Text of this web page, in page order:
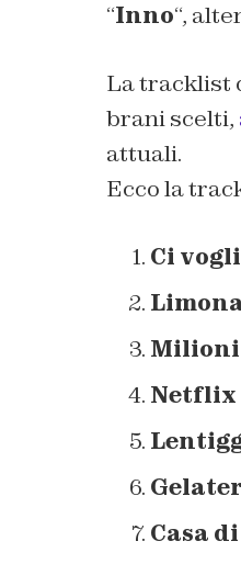
“Inno“,
La tracklist
brani scelti,
attuali.
Ecco la
Ci
Milioni
Netflix
Casa